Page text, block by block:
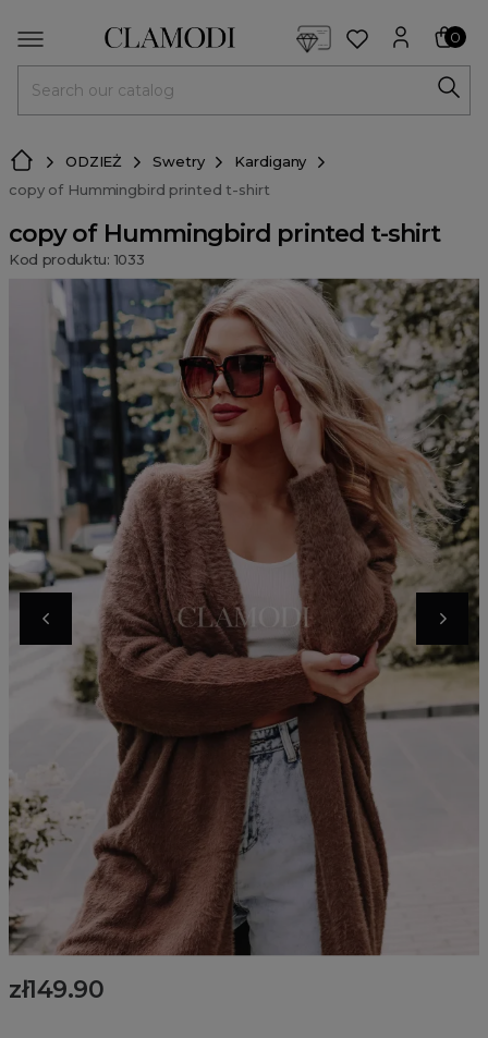
0
ODZIEŻ Swetry
Kardigany
copy of Hummingbird printed t-shirt
copy of Hummingbird printed t-shirt
Kod produktu: 1033
zł149.90